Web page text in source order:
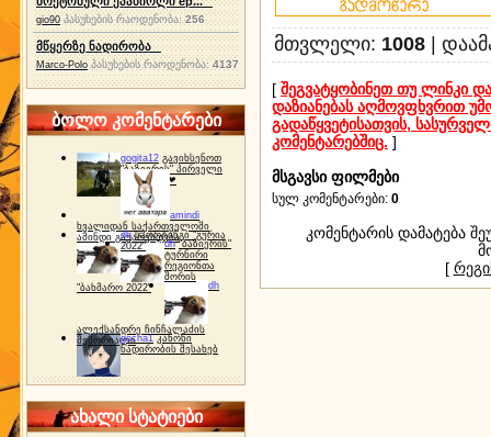
gio90 პასუხების რაოდენობა:256
მწყერზე ნადირობა
Marco-Polo პასუხების რაოდენობა:4137
ბოლო კომენტარები
gogita12 გავიხსენოთ
"ბაზიერის" პირველი
ტურნირი ❤
amindi
ხვალიდან საქართველოში
ამინდი გაუარესდება
dh სპორტინგი "გურია
2022"
dh "ბაზიერის"
ტურნირი
რეგიონთა
შორის
"ბახმარო 2022"
dh
ალექსანდრე ჩინჩალაძის
მემორიალიgocha1 კანონი
ნადირობის შესახებ
ახალი სტატიები
მთვლელი: 1008 |
[ შეგვატყობინეთ თუ ლინკი
დაზიანებას აღმოვფხვრით
გადაწყვეტისათვის,
კომენტარებშიც. ]
მსგავსი ფილმები
სულ კომენტარები: 0
კომენტარის დამატება
[